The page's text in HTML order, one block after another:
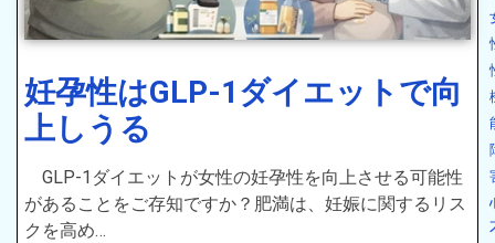
妊孕性はGLP-1ダイエットで向
上しうる
GLP-1ダイエットが女性の妊孕性を向上させる可能性
があることをご存知ですか？肥満は、妊娠に関するリス
クを高め…